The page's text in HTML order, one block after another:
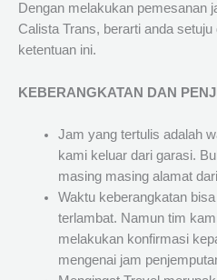
Dengan melakukan pemesanan
Calista Trans, berarti anda
ketentuan ini.
KEBERANGKATAN DAN
Jam yang tertulis adalah
kami keluar dari garasi.
masing masing alamat
Waktu keberangkatan
terlambat. Namun tim
melakukan konfirmasi
mengenai jam